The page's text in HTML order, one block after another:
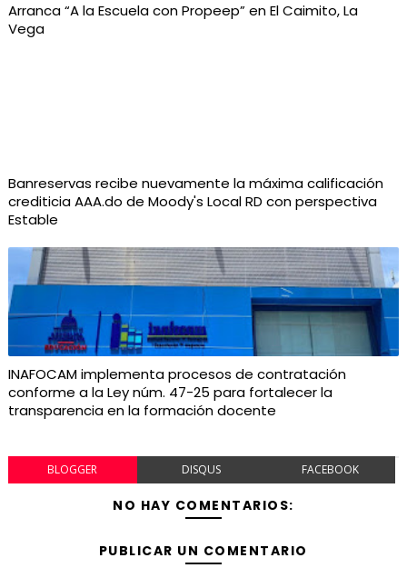
Arranca “A la Escuela con Propeep” en El Caimito, La
Vega
Banreservas recibe nuevamente la máxima calificación
crediticia AAA.do de Moody's Local RD con perspectiva
Estable
INAFOCAM implementa procesos de contratación
conforme a la Ley núm. 47-25 para fortalecer la
transparencia en la formación docente
BLOGGER DISQUS FACEBOOK
NO HAY COMENTARIOS:
PUBLICAR UN COMENTARIO